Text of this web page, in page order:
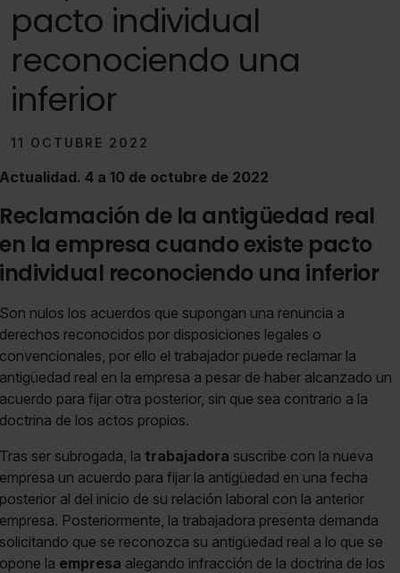
pacto individual
reconociendo una
inferior
11 OCTUBRE 2022
Actualidad. 4 a 10 de octubre de 2022
Reclamación de la antigüedad real
en la empresa cuando existe pacto
individual reconociendo una inferior
Son nulos los acuerdos que supongan una renuncia a
derechos reconocidos por disposiciones legales o
convencionales, por ello el trabajador puede reclamar la
antigüedad real en la empresa a pesar de haber alcanzado un
acuerdo para fijar otra posterior, sin que sea contrario a la
doctrina de los actos propios.
Tras ser subrogada, la trabajadora suscribe con la nueva
empresa un acuerdo para fijar la antigüedad en una fecha
posterior al del inicio de su relación laboral con la anterior
empresa. Posteriormente, la trabajadora presenta demanda
solicitando que se reconozca su antigüedad real a lo que se
opone la empresa alegando infracción de la doctrina de los